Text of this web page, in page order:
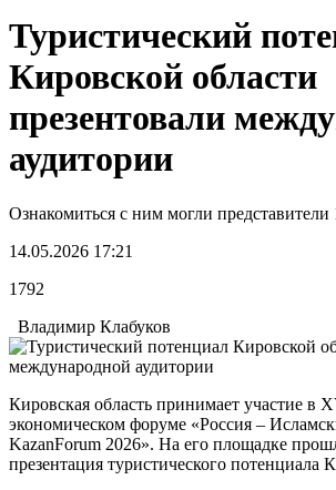
Туристический
Кировской области
презентовали
аудитории
Ознакомиться с ним могли представители
14.05.2026 17:21
1792
Владимир Клабуков
Кировская область принимает участие
экономическом форуме «Россия –
KazanForum 2026». На его площадке
презентация туристического потенциала